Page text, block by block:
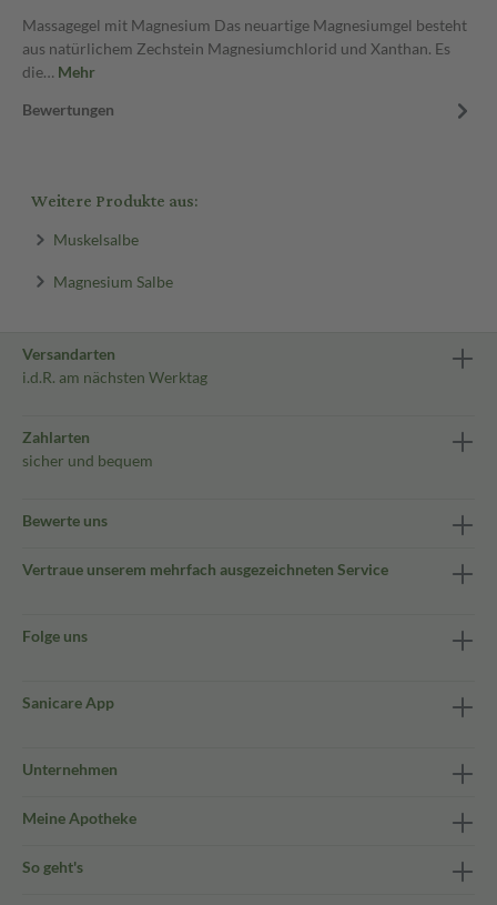
Massagegel mit Magnesium Das neuartige Magnesiumgel besteht
aus natürlichem Zechstein Magnesiumchlorid und Xanthan. Es
die… Mehr
Bewertungen
Weitere Produkte aus:
Muskelsalbe
Magnesium Salbe
Versandarten
i.d.R. am nächsten Werktag
Zahlarten
sicher und bequem
Bewerte uns
Vertraue unserem mehrfach ausgezeichneten Service
Folge uns
Sanicare App
Unternehmen
Meine Apotheke
So geht's